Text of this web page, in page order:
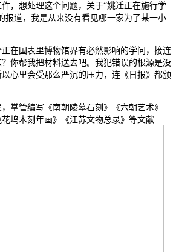
，想处理这个问题，关于“姚迁正在施行学
报道，我是从来没有看见哪一家为了某一小
国表里博物馆界有必然影响的学问，接连
你帮我把材料送去吧。我犯错误的根源是没
心里会受那么严沉的压力，连《日报》都颁
管编写《南朝陵墓石刻》《六朝艺术》
坞木刻年画》《江苏文物总录》等文献